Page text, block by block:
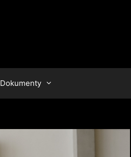
Dokumenty